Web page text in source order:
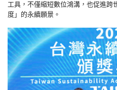
工具，不僅縮短數位鴻溝，也促進跨
度」的永續願景。